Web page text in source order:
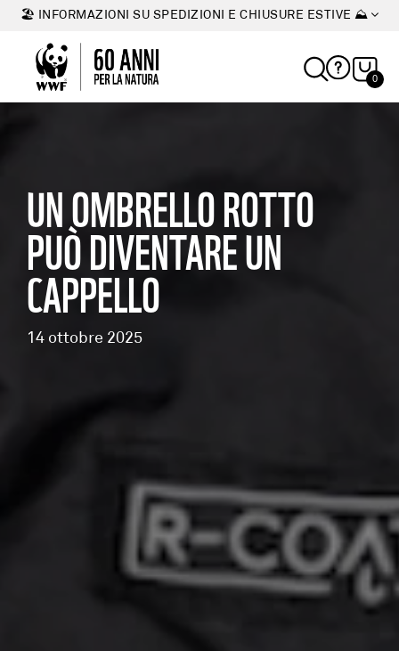
🏖 INFORMAZIONI SU SPEDIZIONI E CHIUSURE ESTIVE ⛰
0
UN OMBRELLO ROTTO
PUÒ DIVENTARE UN
CAPPELLO
14 ottobre 2025